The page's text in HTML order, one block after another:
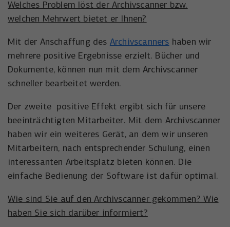
Welches Problem löst der Archivscanner bzw.
welchen Mehrwert bietet er Ihnen?
Mit der Anschaffung des Archivscanners haben wir
mehrere positive Ergebnisse erzielt. Bücher und
Dokumente, können nun mit dem Archivscanner
schneller bearbeitet werden.
Der zweite positive Effekt ergibt sich für unsere
beeinträchtigten Mitarbeiter. Mit dem Archivscanner
haben wir ein weiteres Gerät, an dem wir unseren
Mitarbeitern, nach entsprechender Schulung, einen
interessanten Arbeitsplatz bieten können. Die
einfache Bedienung der Software ist dafür optimal.
Wie sind Sie auf den Archivscanner gekommen? Wie
haben Sie sich darüber informiert?